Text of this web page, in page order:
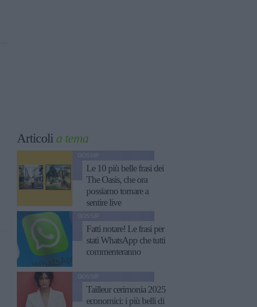
Articoli a tema
Le 10 più belle frasi dei
The Oasis, che ora
possiamo tornare a
sentire live
Fatti notare! Le frasi per
stati WhatsApp che tutti
commenteranno
Tailleur cerimonia 2025
economici: i più belli di